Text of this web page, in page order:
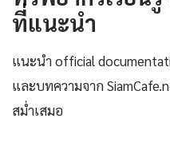
ที่แนะนำ
แนะนำ official
และบทความจาก
สม่ำเสมอ